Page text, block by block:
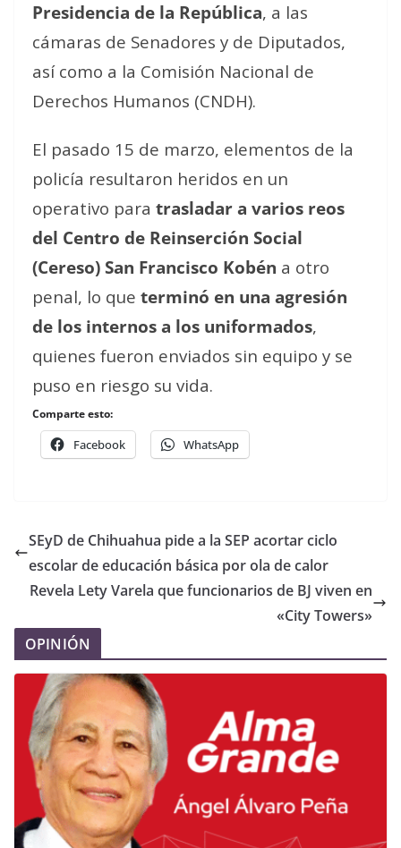
Presidencia de la República, a las
cámaras de Senadores y de Diputados,
así como a la Comisión Nacional de
Derechos Humanos (CNDH).
El pasado 15 de marzo, elementos de la
policía resultaron heridos en un
operativo para trasladar a varios reos
del Centro de Reinserción Social
(Cereso) San Francisco Kobén a otro
penal, lo que terminó en una agresión
de los internos a los uniformados,
quienes fueron enviados sin equipo y se
puso en riesgo su vida.
Comparte esto:
Facebook WhatsApp
SEyD de Chihuahua pide a la SEP acortar ciclo
escolar de educación básica por ola de calor
Revela Lety Varela que funcionarios de BJ viven en
«City Towers»
OPINIÓN